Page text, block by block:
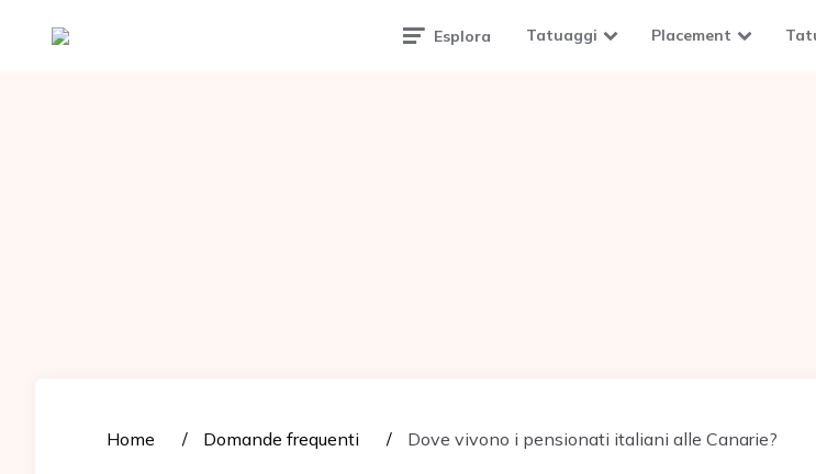
Tattoomuse.it Esplora Tatuaggi Placement
Home Domande frequenti Dove vivono i pensionati italiani alle Canarie?